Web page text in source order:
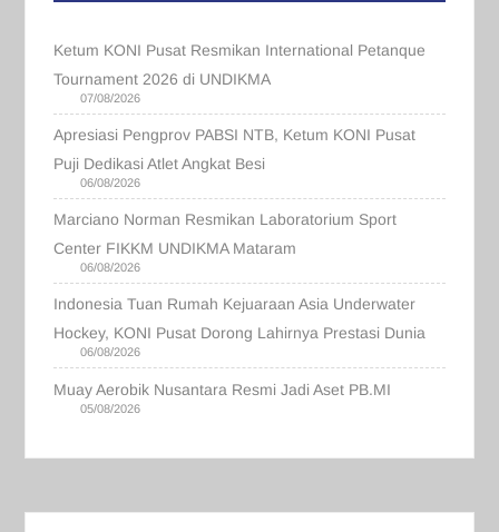
Ketum KONI Pusat Resmikan International Petanque
Tournament 2026 di UNDIKMA
07/08/2026
Apresiasi Pengprov PABSI NTB, Ketum KONI Pusat
Puji Dedikasi Atlet Angkat Besi
06/08/2026
Marciano Norman Resmikan Laboratorium Sport
Center FIKKM UNDIKMA Mataram
06/08/2026
Indonesia Tuan Rumah Kejuaraan Asia Underwater
Hockey, KONI Pusat Dorong Lahirnya Prestasi Dunia
06/08/2026
Muay Aerobik Nusantara Resmi Jadi Aset PB.MI
05/08/2026